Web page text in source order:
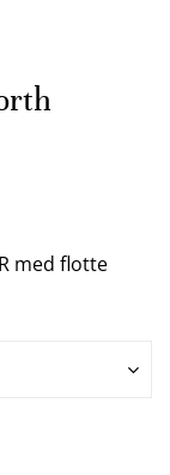
med flotte